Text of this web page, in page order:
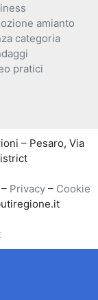
amianto
categoria
pratici
– Pesaro, Via
Privacy – Cookie